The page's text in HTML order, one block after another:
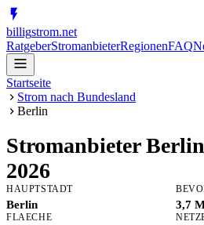
billigstrom.net
RatgeberStromanbieterRegionenFAQ
Startseite
Strom nach Bundesland
Berlin
StromanbieterBerlin
2026
HAUPTSTADT
Berlin 3,7
FLAECHE